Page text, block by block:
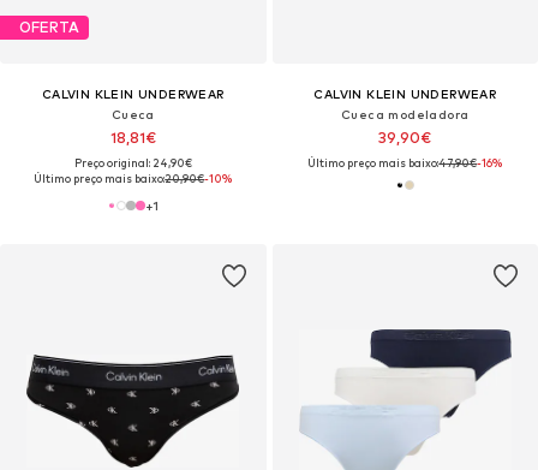
OFERTA
CALVIN KLEIN UNDERWEAR
Cueca
18,81€
Preço original: 24,90€
Último preço mais baixo:20,90€-10%
+1
CALVIN KLEIN UNDERWEAR
Cueca modeladora
39,90€
Último preço mais baixo:47,90€-16%